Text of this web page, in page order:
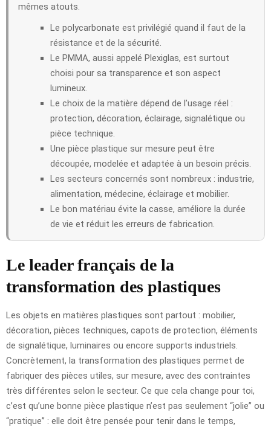
mêmes atouts.
Le polycarbonate est privilégié quand il faut de la
résistance et de la sécurité.
Le PMMA, aussi appelé Plexiglas, est surtout
choisi pour sa transparence et son aspect
lumineux.
Le choix de la matière dépend de l’usage réel :
protection, décoration, éclairage, signalétique ou
pièce technique.
Une pièce plastique sur mesure peut être
découpée, modelée et adaptée à un besoin précis.
Les secteurs concernés sont nombreux : industrie,
alimentation, médecine, éclairage et mobilier.
Le bon matériau évite la casse, améliore la durée
de vie et réduit les erreurs de fabrication.
Le leader français de la
transformation des plastiques
Les objets en matières plastiques sont partout : mobilier,
décoration, pièces techniques, capots de protection, éléments
de signalétique, luminaires ou encore supports industriels.
Concrètement, la transformation des plastiques permet de
fabriquer des pièces utiles, sur mesure, avec des contraintes
très différentes selon le secteur. Ce que cela change pour toi,
c’est qu’une bonne pièce plastique n’est pas seulement “jolie” ou
“pratique” : elle doit être pensée pour tenir dans le temps,